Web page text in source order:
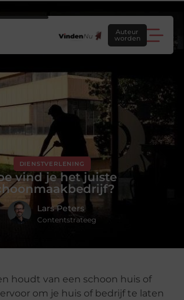
Auteur
worden
DIENSTVERLENING
vind je het juiste
Lars Peters
Contentstrateeg
houdt van een schoon huis of
om je huis of bedrijf te laten